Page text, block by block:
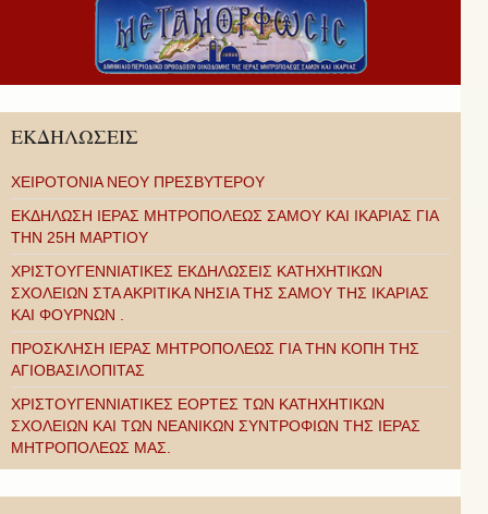
ΕΚΔΗΛΩΣΕΙΣ
ΧΕΙΡΟΤΟΝΙΑ ΝΕΟΥ ΠΡΕΣΒΥΤΕΡΟΥ
ΕΚΔΗΛΩΣΗ ΙΕΡΑΣ ΜΗΤΡΟΠΟΛΕΩΣ ΣΑΜΟΥ ΚΑΙ ΙΚΑΡΙΑΣ ΓΙΑ
ΤΗΝ 25Η ΜΑΡΤΙΟΥ
ΧΡΙΣΤΟΥΓΕΝΝΙΑΤΙΚΕΣ ΕΚΔΗΛΩΣΕΙΣ ΚΑΤΗΧΗΤΙΚΩΝ
ΣΧΟΛΕΙΩΝ ΣΤΑ ΑΚΡΙΤΙΚΑ ΝΗΣΙΑ ΤΗΣ ΣΑΜΟΥ ΤΗΣ ΙΚΑΡΙΑΣ
ΚΑΙ ΦΟΥΡΝΩΝ .
ΠΡΟΣΚΛΗΣΗ ΙΕΡΑΣ ΜΗΤΡΟΠΟΛΕΩΣ ΓΙΑ ΤΗΝ ΚΟΠΗ ΤΗΣ
ΑΓΙΟΒΑΣΙΛΟΠΙΤΑΣ
ΧΡΙΣΤΟΥΓΕΝΝΙΑΤΙΚΕΣ ΕΟΡΤΕΣ ΤΩΝ ΚΑΤΗΧΗΤΙΚΩΝ
ΣΧΟΛΕΙΩΝ ΚΑΙ ΤΩΝ ΝΕΑΝΙΚΩΝ ΣΥΝΤΡΟΦΙΩΝ ΤΗΣ ΙΕΡΑΣ
ΜΗΤΡΟΠΟΛΕΩΣ ΜΑΣ.